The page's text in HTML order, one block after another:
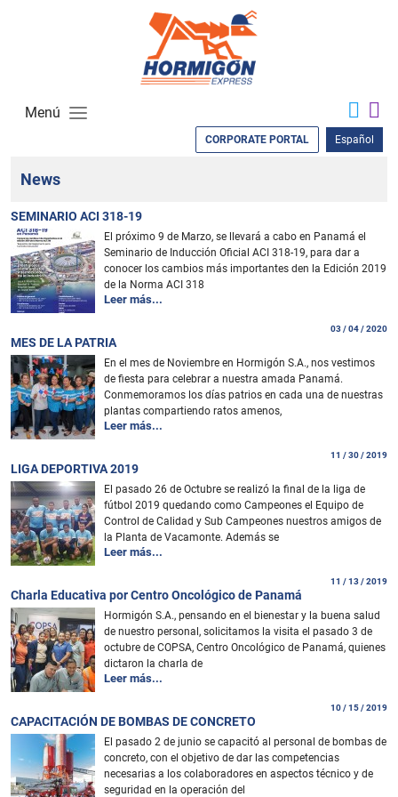
Menú
CORPORATE PORTAL Español
News
SEMINARIO ACI 318-19
El próximo 9 de Marzo, se llevará a cabo en Panamá el
Seminario de Inducción Oficial ACI 318-19, para dar a
conocer los cambios más importantes den la Edición 2019
de la Norma ACI 318
Leer más...
03 / 04 / 2020
MES DE LA PATRIA
En el mes de Noviembre en Hormigón S.A., nos vestimos
de fiesta para celebrar a nuestra amada Panamá.
Conmemoramos los días patrios en cada una de nuestras
plantas compartiendo ratos amenos,
Leer más...
11 / 30 / 2019
LIGA DEPORTIVA 2019
El pasado 26 de Octubre se realizó la final de la liga de
fútbol 2019 quedando como Campeones el Equipo de
Control de Calidad y Sub Campeones nuestros amigos de
la Planta de Vacamonte. Además se
Leer más...
11 / 13 / 2019
Charla Educativa por Centro Oncológico de Panamá
Hormigón S.A., pensando en el bienestar y la buena salud
de nuestro personal, solicitamos la visita el pasado 3 de
octubre de COPSA, Centro Oncológico de Panamá, quienes
dictaron la charla de
Leer más...
10 / 15 / 2019
CAPACITACIÓN DE BOMBAS DE CONCRETO
El pasado 2 de junio se capacitó al personal de bombas de
concreto, con el objetivo de dar las competencias
necesarias a los colaboradores en aspectos técnico y de
seguridad en la operación del